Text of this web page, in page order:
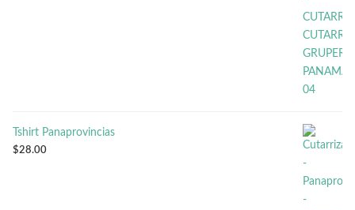
Tshirt Panaprovincias
$28.00